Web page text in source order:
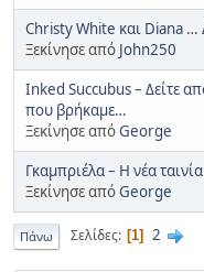
Christy White και Diana …
Ξεκίνησε από John250
Inked Succubus – Δείτε
που βρήκαμε…
Ξεκίνησε απόGeorge
Γκαμπριέλα – Η νέα
Ξεκίνησε απόGeorge
Πάνω Σελίδες 1 2